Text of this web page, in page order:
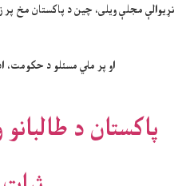
نړیوالې مجلې ويلی، چین د پاکستان مخ پر
او پر ملي مسئلو د حکومت،